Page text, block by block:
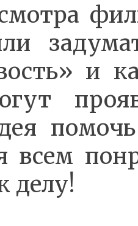
и
всем
делу!